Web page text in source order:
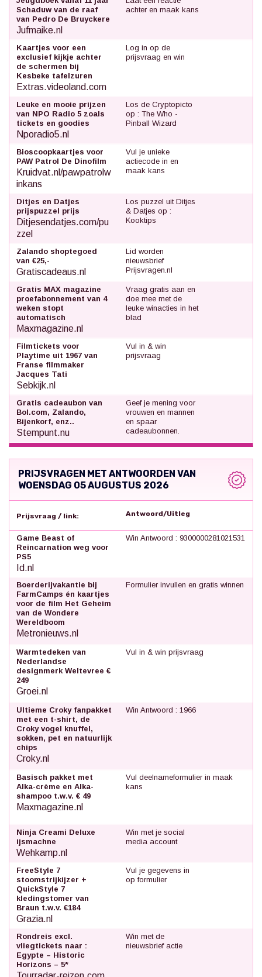
Schaduw van de raaf
van Pedro De Bruyckere
Jufmaike.nl
achter en maak kans
Kaartjes voor een
exclusief kijkje achter
de schermen bij
Kesbeke tafelzuren
Extras.videoland.com
Log in op de
prijsvraag en win
Leuke en mooie prijzen
van NPO Radio 5 zoals
tickets en goodies
Nporadio5.nl
Los de Cryptopicto
op : The Who -
Pinball Wizard
Bioscoopkaartjes voor
PAW Patrol De Dinofilm
Kruidvat.nl/pawpatrolw
inkans
Vul je unieke
actiecode in en
maak kans
Ditjes en Datjes
prijspuzzel prijs
Ditjesendatjes.com/pu
zzel
Los puzzel uit Ditjes
& Datjes op :
Kooktips
Zalando shoptegoed
van €25,-
Gratiscadeaus.nl
Lid worden
nieuwsbrief
Prijsvragen.nl
Gratis MAX magazine
proefabonnement van 4
weken stopt
automatisch
Maxmagazine.nl
Vraag gratis aan en
doe mee met de
leuke winacties in het
blad
Filmtickets voor
Playtime uit 1967 van
Franse filmmaker
Jacques Tati
Sebkijk.nl
Vul in & win
prijsvraag
Gratis cadeaubon van
Bol.com, Zalando,
Bijenkorf, enz..
Stempunt.nu
Geef je mening voor
vrouwen en mannen
en spaar
cadeaubonnen.
PRIJSVRAGEN MET ANTWOORDEN VAN
WOENSDAG 05 AUGUSTUS 2026
Prijsvraag / link: Antwoord/Uitleg
Game Beast of
Reincarnation weg voor
PS5
Id.nl
Win Antwoord : 9300000281021531
Boerderijvakantie bij
FarmCamps én kaartjes
voor de film Het Geheim
van de Wondere
Wereldboom
Metronieuws.nl
Formulier invullen en gratis winnen
Warmtedeken van
Nederlandse
designmerk Weltevree €
249
Groei.nl
Vul in & win prijsvraag
Ultieme Croky fanpakket
met een t-shirt, de
Croky vogel knuffel,
sokken, pet en natuurlijk
chips
Croky.nl
Win Antwoord : 1966
Basisch pakket met
Alka-crème en Alka-
shampoo t.w.v. € 49
Maxmagazine.nl
Vul deelnameformulier in maak
kans
Ninja Creami Deluxe
ijsmachne
Wehkamp.nl
Win met je social
media account
FreeStyle 7
stoomstrijkijzer +
QuickStyle 7
kledingstomer van
Braun t.w.v. €184
Grazia.nl
Vul je gegevens in
op formulier
Rondreis excl.
vliegtickets naar :
Egypte – Historic
Horizons – 5*
Win met de
nieuwsbrief actie